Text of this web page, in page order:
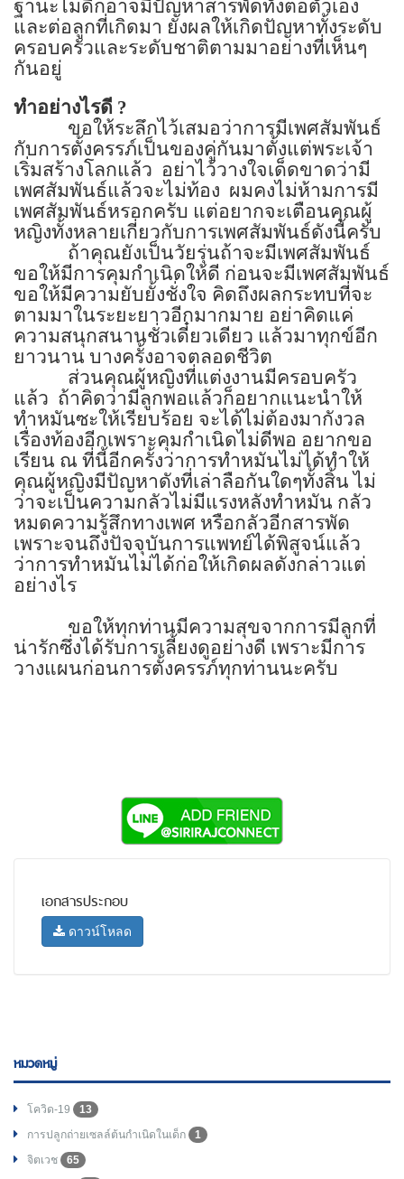
ฐานะไม่ดีก็อาจมีปัญหาสารพัดทั้งต่อตัวเอง
และต่อลูกที่เกิดมา ยังผลให้เกิดปัญหาทั้งระดับ
ครอบครัวและระดับชาติตามมาอย่างที่เห็นๆ
กันอยู่
ทำอย่างไรดี ?
ขอให้ระลึกไว้เสมอว่าการมีเพศสัมพันธ์
กับการตั้งครรภ์เป็นของคู่กันมาตั้งแต่พระเจ้า
เริ่มสร้างโลกแล้ว อย่าไว้วางใจเด็ดขาดว่ามี
เพศสัมพันธ์แล้วจะไม่ท้อง ผมคงไม่ห้ามการมี
เพศสัมพันธ์หรอกครับ แต่อยากจะเตือนคุณผู้
หญิงทั้งหลายเกี่ยวกับการเพศสัมพันธ์ดังนี้ครับ
ถ้าคุณยังเป็นวัยรุ่นถ้าจะมีเพศสัมพันธ์
ขอให้มีการคุมกำเนิดให้ดี ก่อนจะมีเพศสัมพันธ์
ขอให้มีความยับยั้งชั่งใจ คิดถึงผลกระทบที่จะ
ตามมาในระยะยาวอีกมากมาย อย่าคิดแค่
ความสนุกสนานชั่วเดี๋ยวเดียว แล้วมาทุกข์อีก
ยาวนาน บางครั้งอาจตลอดชีวิต
ส่วนคุณผู้หญิงที่แต่งงานมีครอบครัว
แล้ว ถ้าคิดว่ามีลูกพอแล้วก็อยากแนะนำให้
ทำหมันซะให้เรียบร้อย จะได้ไม่ต้องมากังวล
เรื่องท้องอีกเพราะคุมกำเนิดไม่ดีพอ อยากขอ
เรียน ณ ที่นี้อีกครั้งว่าการทำหมันไม่ได้ทำให้
คุณผู้หญิงมีปัญหาดังที่เล่าลือกันใดๆทั้งสิ้น ไม่
ว่าจะเป็นความกลัวไม่มีแรงหลังทำหมัน กลัว
หมดความรู้สึกทางเพศ หรือกลัวอีกสารพัด
เพราะจนถึงปัจจุบันการแพทย์ได้พิสูจน์แล้ว
ว่าการทำหมันไม่ได้ก่อให้เกิดผลดังกล่าวแต่
อย่างไร
ขอให้ทุกท่านมีความสุขจากการมีลูกที่
น่ารักซึ่งได้รับการเลี้ยงดูอย่างดี เพราะมีการ
วางแผนก่อนการตั้งครรภ์ทุกท่านนะครับ
เอกสารประกอบ
ดาวน์โหลด
หมวดหมู่
โควิด-19
13
การปลูกถ่ายเซลล์ต้นกำเนิดในเด็ก
1
จิตเวช
65